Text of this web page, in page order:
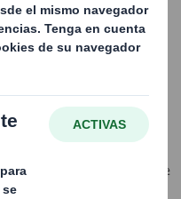
garantizar la
frente a golpes,
cualquier tipo de
le proporcionemos, como
elementos de
que ofrecen un alto nivel de
sensibles.